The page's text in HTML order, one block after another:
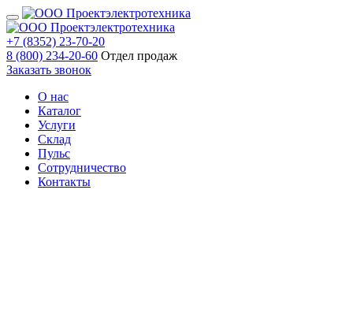
+7 (8352) 23-70-20
8 (800) 234-20-60 Отдел продаж
Заказать звонок
О нас
Каталог
Услуги
Склад
Пульс
Сотрудничество
Контакты